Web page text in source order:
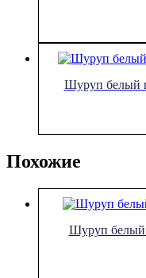
Шуруп белый
Похожие
Шуруп белый